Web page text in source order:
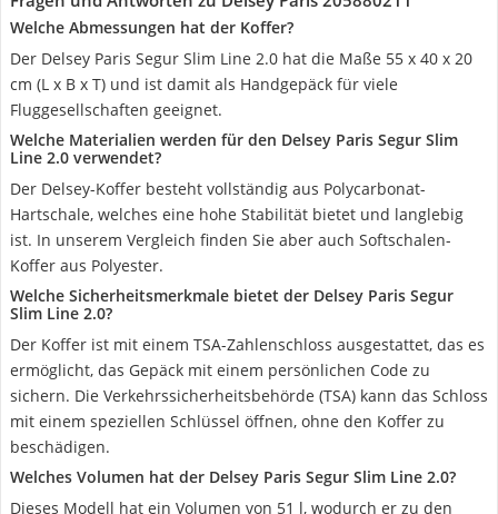
Welche Abmessungen hat der Koffer?
Der Delsey Paris Segur Slim Line 2.0 hat die Maße 55 x 40 x 20
cm (L x B x T) und ist damit als Handgepäck für viele
Fluggesellschaften geeignet.
Welche Materialien werden für den Delsey Paris Segur Slim
Line 2.0 verwendet?
Der Delsey-Koffer besteht vollständig aus Polycarbonat-
Hartschale, welches eine hohe Stabilität bietet und langlebig
ist. In unserem Vergleich finden Sie aber auch Softschalen-
Koffer aus Polyester.
Welche Sicherheitsmerkmale bietet der Delsey Paris Segur
Slim Line 2.0?
Der Koffer ist mit einem TSA-Zahlenschloss ausgestattet, das es
ermöglicht, das Gepäck mit einem persönlichen Code zu
sichern. Die Verkehrssicherheitsbehörde (TSA) kann das Schloss
mit einem speziellen Schlüssel öffnen, ohne den Koffer zu
beschädigen.
Welches Volumen hat der Delsey Paris Segur Slim Line 2.0?
Dieses Modell hat ein Volumen von 51 l, wodurch er zu den